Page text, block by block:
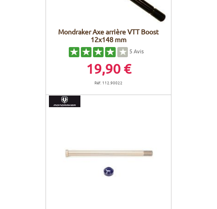
Mondraker Axe arrière VTT Boost
12x148 mm
5Avis
19,90 €
Réf. 112.90022